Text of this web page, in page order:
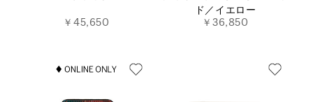
￥45,650
ド／イエロー
￥36,850